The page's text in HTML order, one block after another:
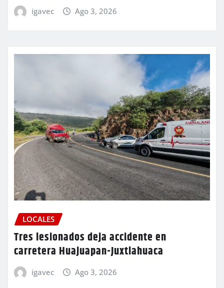
igavec Ago 3, 2026
LOCALES
Tres lesionados deja accidente en
carretera Huajuapan-Juxtlahuaca
igavec Ago 3, 2026